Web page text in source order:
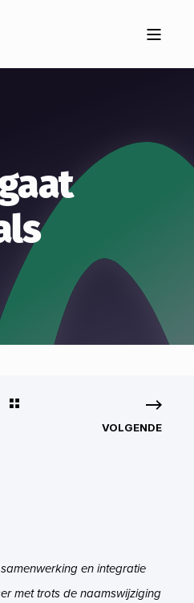
VOLGENDE
en integratie
met trots de naamswijziging